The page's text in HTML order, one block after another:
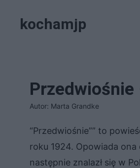
kochamjp
Autor: Marta Grandke
“Przedwiośnie”” to
roku 1924. Opowiada ona
następnie znalazł się w